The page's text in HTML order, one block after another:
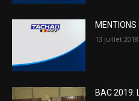
MENTIONS
13 juillet 2018
BAC 2019: